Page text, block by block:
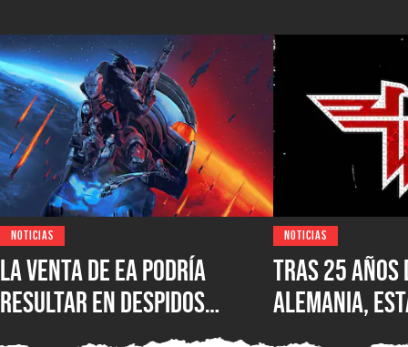
NOTICIAS
La venta de EA podría
resultar en despidos
masivos y la venta de
NOTICIAS
Tras 25 años
Alemania,